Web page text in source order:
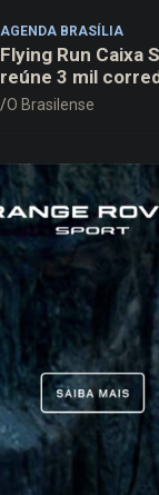
AGENDA BRASÍLIA
Flying Run Caixa
reúne 3 mil
do Aeroporto de
O Brasilense